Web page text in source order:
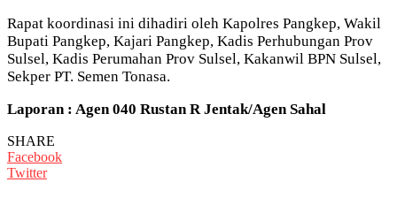
Rapat koordinasi ini dihadiri oleh Kapolres Pangkep, Wakil
Bupati Pangkep, Kajari Pangkep, Kadis Perhubungan Prov
Sulsel, Kadis Perumahan Prov Sulsel, Kakanwil BPN Sulsel,
Sekper PT. Semen Tonasa.
Laporan : Agen 040 Rustan R Jentak/Agen Sahal
SHARE
Facebook
Twitter